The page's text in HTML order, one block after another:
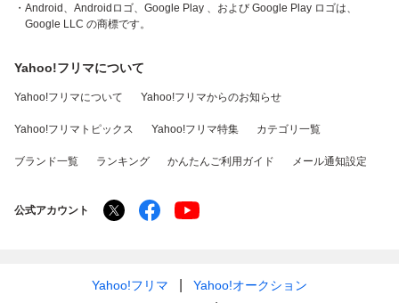
・Android、Androidロゴ、Google Play 、および Google Play ロゴは、
Google LLC の商標です。
Yahoo!フリマについて
Yahoo!フリマについて Yahoo!フリマからのお知らせ
Yahoo!フリマトピックス Yahoo!フリマ特集 カテゴリ一覧
ブランド一覧 ランキング かんたんご利用ガイド メール通知設定
公式アカウント
Yahoo!フリマ
Yahoo!オークション